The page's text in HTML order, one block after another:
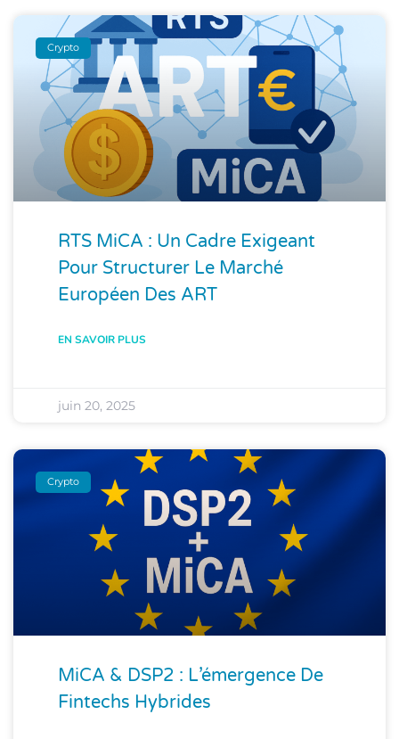
Crypto
RTS MiCA : Un Cadre Exigeant
Pour Structurer Le Marché
Européen Des ART
EN SAVOIR PLUS
juin 20, 2025
Crypto
MiCA & DSP2 : L’émergence De
Fintechs Hybrides